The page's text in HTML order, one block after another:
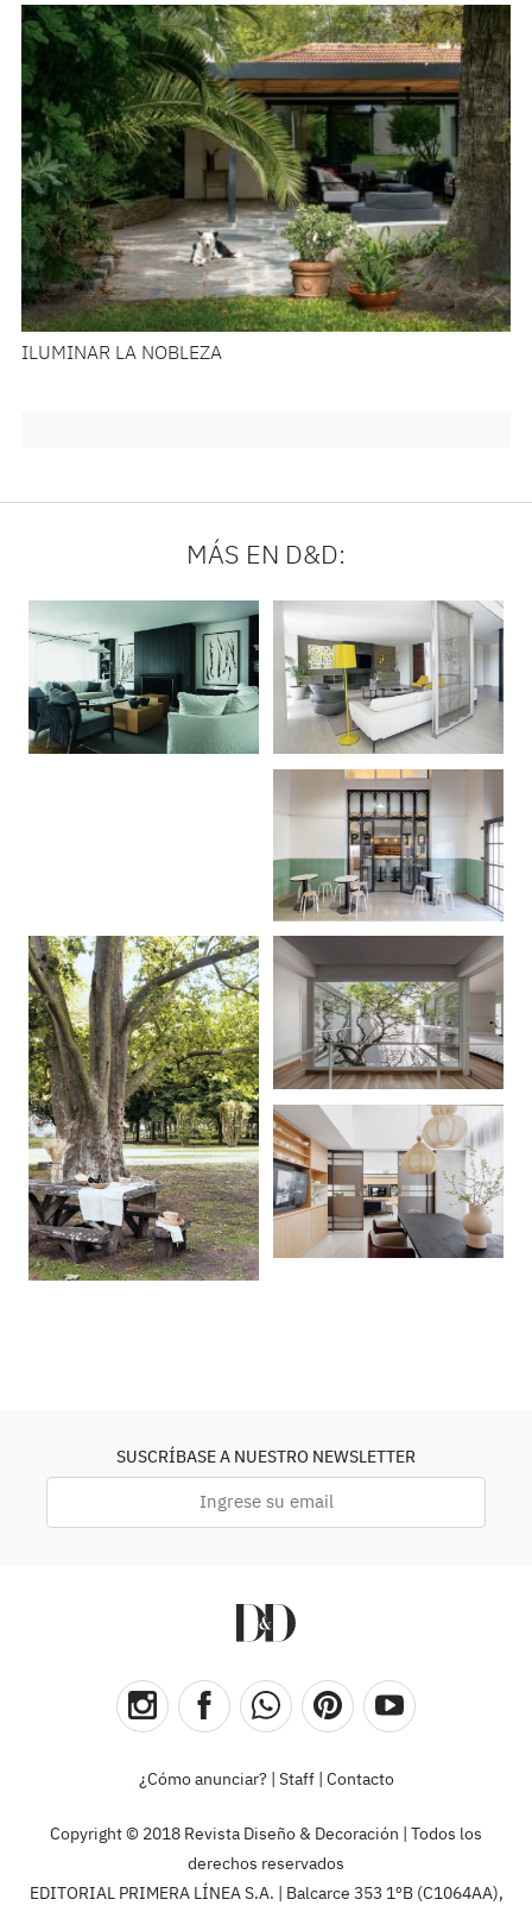
ILUMINAR LA NOBLEZA
MÁS EN D&D:
SUSCRÍBASE A NUESTRO NEWSLETTER
¿Cómo anunciar? Staff| Contacto
Copyright © 2018 Revista Diseño & Decoración | Todos los
derechos reservados
EDITORIAL PRIMERA LÍNEA S.A. | Balcarce 353 1ºB (C1064AA),